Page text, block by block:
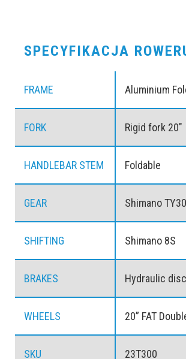
SPECYFIKACJA
FRAME Aluminium
FORK Rigid fork 20″
HANDLEBAR STEM Foldable
GEAR Shimano
SHIFTING Shimano 8S
BRAKES Hydraulic
WHEELS 20” FAT
SKU 23T300